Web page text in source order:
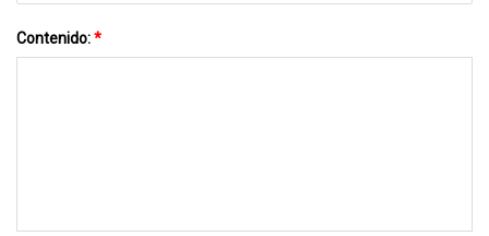
Contenido:*